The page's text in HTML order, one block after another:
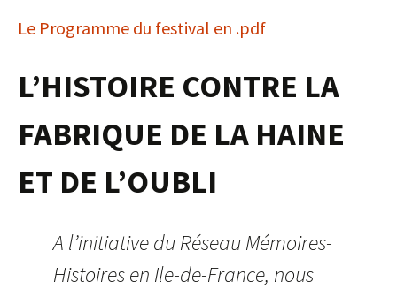
Le Programme du festival en .pdf
L’HISTOIRE CONTRE LA
FABRIQUE DE LA HAINE
ET DE L’OUBLI
A l’initiative du Réseau Mémoires-
Histoires en Ile-de-France, nous